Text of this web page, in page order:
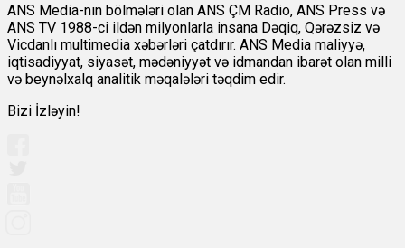
ANS Media-nın bölmələri olan ANS ÇM Radio, ANS Press və
ANS TV 1988-ci ildən milyonlarla insana Dəqiq, Qərəzsiz və
Vicdanlı multimedia xəbərləri çatdırır. ANS Media maliyyə,
iqtisadiyyat, siyasət, mədəniyyət və idmandan ibarət olan milli
və beynəlxalq analitik məqalələri təqdim edir.
Bizi İzləyin!